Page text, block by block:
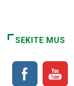
SEKITE MUS